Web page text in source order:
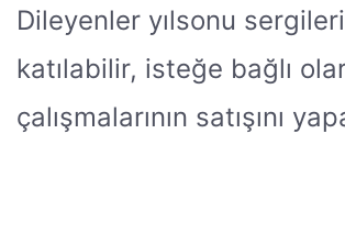
Dileyenler yılsonu
katılabilir, isteğe bağlı
çalışmalarının satışını